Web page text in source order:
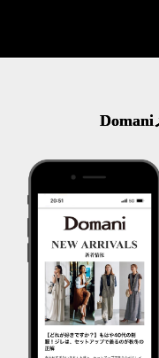
Domani